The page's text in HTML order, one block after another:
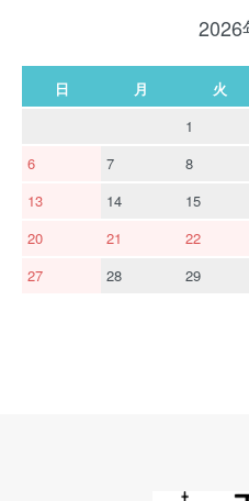
2026
日 月 火
1
6
7 8
13
14 15
20
21 22
27
28 29